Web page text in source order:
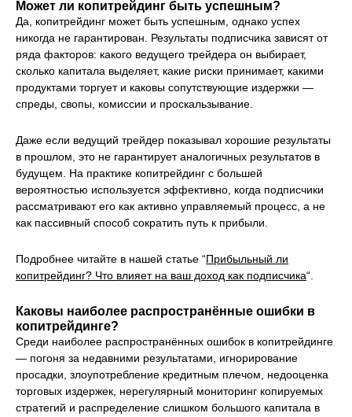
Может ли копитрейдинг быть успешным?
Да, копитрейдинг может быть успешным, однако успех
никогда не гарантирован. Результаты подписчика зависят от
ряда факторов: какого ведущего трейдера он выбирает,
сколько капитала выделяет, какие риски принимает, какими
продуктами торгует и каковы сопутствующие издержки —
спреды, свопы, комиссии и проскальзывание.
Даже если ведущий трейдер показывал хорошие результаты
в прошлом, это не гарантирует аналогичных результатов в
будущем. На практике копитрейдинг с большей
вероятностью используется эффективно, когда подписчики
рассматривают его как активно управляемый процесс, а не
как пассивный способ сократить путь к прибыли.
Подробнее читайте в нашей статье “Прибыльный ли
копитрейдинг? Что влияет на ваш доход как подписчика“.
Каковы наиболее распространённые ошибки в
копитрейдинге?
Среди наиболее распространённых ошибок в копитрейдинге
— погоня за недавними результатами, игнорирование
просадки, злоупотребление кредитным плечом, недооценка
торговых издержек, нерегулярный мониторинг копируемых
стратегий и распределение слишком большого капитала в